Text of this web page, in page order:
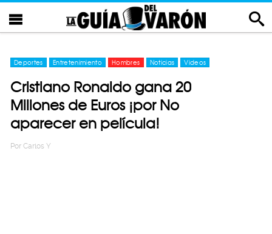
Deportes Entretenimiento Hombres Noticias Videos
Cristiano Ronaldo gana 20
Millones de Euros ¡por No
aparecer en película!
Por Carlos Y